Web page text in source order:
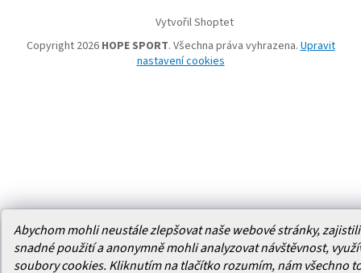
Abychom mohli neustále zlepšovat naše webové stránky,
snadné použití a anonymně mohli analyzovat návštěvnost,
soubory cookies. Kliknutím na tlačítko rozumím, nám všechno
Vytvořil Shoptet
Copyright 2026 HOPE SPORT. Všechna práva vyhrazena. Upravit
nastavení cookies